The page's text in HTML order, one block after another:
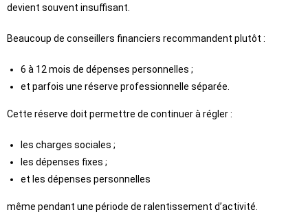
devient souvent insuffisant.
Beaucoup de conseillers financiers recommandent plutôt :
6 à 12 mois de dépenses personnelles ;
et parfois une réserve professionnelle séparée.
Cette réserve doit permettre de continuer à régler :
les charges sociales ;
les dépenses fixes ;
et les dépenses personnelles
même pendant une période de ralentissement d’activité.